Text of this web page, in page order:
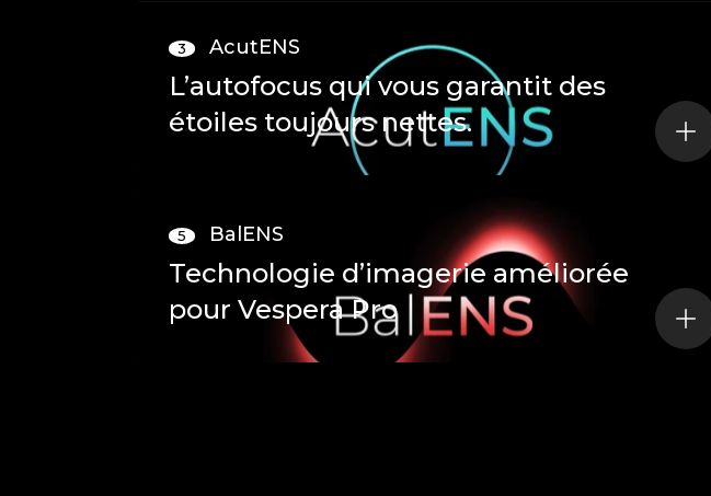
3 AcutENS
L’autofocus qui vous garantit des
étoiles toujours nettes.
5 BalENS
Technologie d’imagerie améliorée
pour Vespera Pro